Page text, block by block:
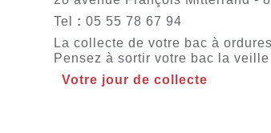
Tel
:05 55 78 67 94
La collecte de votre bac à
Pensez à sortir votre bac la
Votre jour de collecte